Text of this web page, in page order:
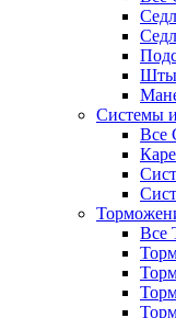
Системы
Все
Все